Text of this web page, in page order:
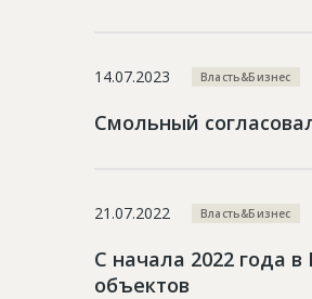
14.07.2023 Власть&Бизнес
Смольный
21.07.2022 Власть&Бизнес
С начала 2022 года
объектов